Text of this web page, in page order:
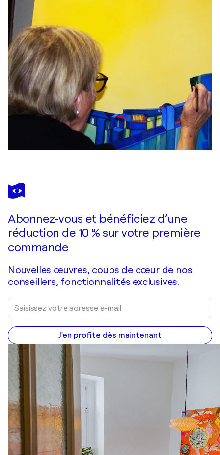
Abonnez-vous et bénéficiez d’une
réduction de 10 % sur votre première
commande
Nouvelles œuvres, coups de cœur de nos
conseillers, fonctionnalités exclusives.
J'en profite dès maintenant